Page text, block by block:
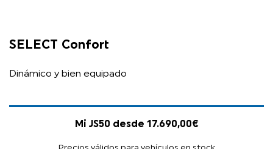
SELECT Confort
Dinámico y bien equipado
Mi JS50 desde 17.690,00€